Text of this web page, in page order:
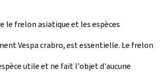
le frelon asiatique et les espèces
Vespa crabro, est essentielle. Le frelon
utile et ne fait l'objet d'aucune